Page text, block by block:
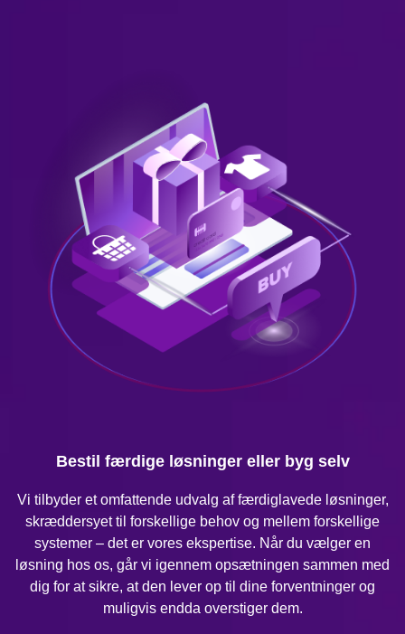
Bestil færdige løsninger eller byg selv
Vi tilbyder et omfattende udvalg af færdiglavede løsninger,
skræddersyet til forskellige behov og mellem forskellige
systemer – det er vores ekspertise. Når du vælger en
løsning hos os, går vi igennem opsætningen sammen med
dig for at sikre, at den lever op til dine forventninger og
muligvis endda overstiger dem.